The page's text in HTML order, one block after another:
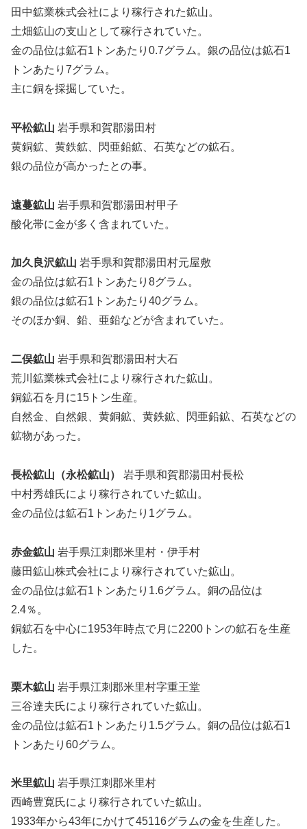
田中鉱業株式会社により稼行された鉱山。
土畑鉱山の支山として稼行されていた。
金の品位は鉱石1トンあたり0.7グラム。銀の品位は鉱石1
トンあたり7グラム。
主に銅を採掘していた。
平松鉱山 岩手県和賀郡湯田村
黄銅鉱、黄鉄鉱、閃亜鉛鉱、石英などの鉱石。
銀の品位が高かったとの事。
遠蔓鉱山 岩手県和賀郡湯田村甲子
酸化帯に金が多く含まれていた。
加久良沢鉱山 岩手県和賀郡湯田村元屋敷
金の品位は鉱石1トンあたり8グラム。
銀の品位は鉱石1トンあたり40グラム。
そのほか銅、鉛、亜鉛などが含まれていた。
二俣鉱山 岩手県和賀郡湯田村大石
荒川鉱業株式会社により稼行された鉱山。
銅鉱石を月に15トン生産。
自然金、自然銀、黄銅鉱、黄鉄鉱、閃亜鉛鉱、石英などの
鉱物があった。
長松鉱山（永松鉱山）
岩手県和賀郡湯田村長松
中村秀雄氏により稼行されていた鉱山。
金の品位は鉱石1トンあたり1グラム。
赤金鉱山 岩手県江刺郡米里村・伊手村
藤田鉱山株式会社により稼行されていた鉱山。
金の品位は鉱石1トンあたり1.6グラム。銅の品位は
2.4％。
銅鉱石を中心に1953年時点で月に2200トンの鉱石を生産
した。
栗木鉱山 岩手県江刺郡米里村字重王堂
三谷達夫氏により稼行されていた鉱山。
金の品位は鉱石1トンあたり1.5グラム。銅の品位は鉱石1
トンあたり60グラム。
米里鉱山 岩手県江刺郡米里村
西崎豊寛氏により稼行されていた鉱山。
1933年から43年にかけて45116グラムの金を生産した。